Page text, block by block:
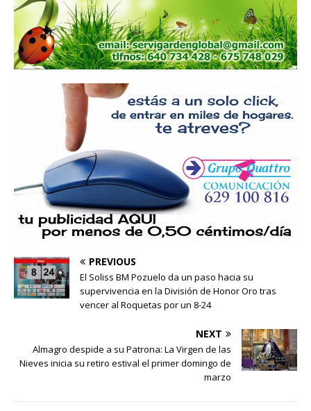
PREVIOUS
El Soliss BM Pozuelo da un paso hacia su
supervivencia en la División de Honor Oro tras
vencer al Roquetas por un 8-24
NEXT
Almagro despide a su Patrona: La Virgen de las
Nieves inicia su retiro estival el primer domingo de
marzo